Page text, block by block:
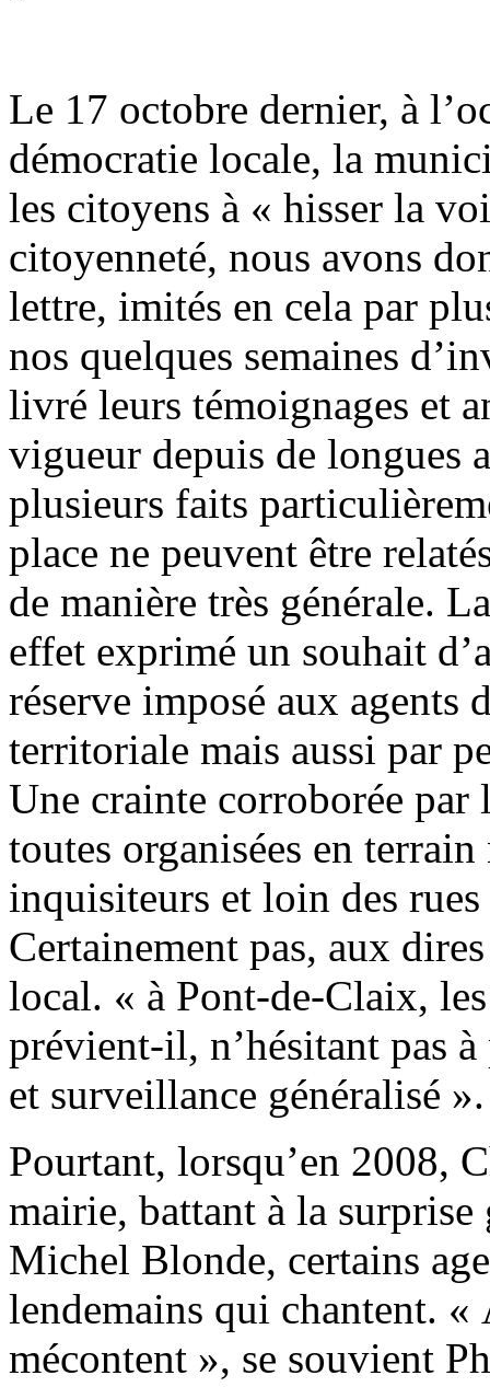
Le 17 octobre dernier, à
démocratie locale, la
les citoyens à « hisser la
citoyenneté, nous avons
lettre, imités en cela par
nos quelques semaines
livré leurs témoignages et
vigueur depuis de longues
plusieurs faits
place ne peuvent être
de manière très générale.
effet exprimé un souhait
réserve imposé aux
territoriale mais aussi par
Une crainte corroborée par
toutes organisées en
inquisiteurs et loin des
Certainement pas, aux
local. « à Pont-de-Claix,
prévient-il, n’hésitant pas
et surveillance généralisé ».
Pourtant, lorsqu’en 2008,
mairie, battant à la
Michel Blonde, certains
lendemains qui chantent. «
mécontent », se souvient